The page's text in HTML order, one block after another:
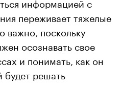
переживает тяжелые
важно, поскольку
осознавать свое
и понимать, как он
будет решать